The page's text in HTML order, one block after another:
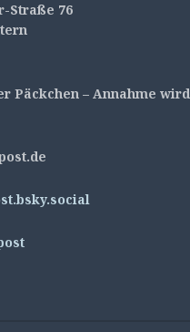
Straße 76
Päckchen – Annahme wird